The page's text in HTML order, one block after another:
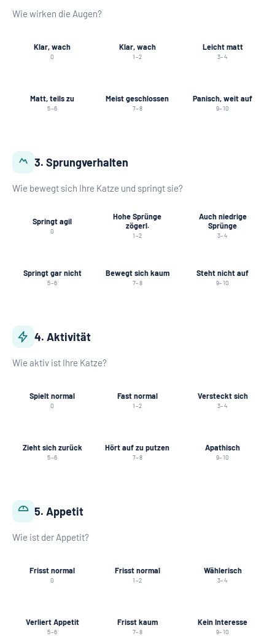
Wie wirken die Augen?
Klar, wach
0
Klar, wach
1–2
Leicht matt
3–4
Matt, teils zu
5–6
Meist geschlossen
7–8
Panisch, weit auf
9–10
3. Sprungverhalten
Wie bewegt sich Ihre Katze und springt sie?
Springt agil
0
Hohe Sprünge
zögerl.
1–2
Auch niedrige
Sprünge
3–4
Springt gar nicht
5–6
Bewegt sich kaum
7–8
Steht nicht auf
9–10
4. Aktivität
Wie aktiv ist Ihre Katze?
Spielt normal
0
Fast normal
1–2
Versteckt sich
3–4
Zieht sich zurück
5–6
Hört auf zu putzen
7–8
Apathisch
9–10
5. Appetit
Wie ist der Appetit?
Frisst normal
0
Frisst normal
1–2
Wählerisch
3–4
Verliert Appetit
5–6
Frisst kaum
7–8
Kein Interesse
9–10